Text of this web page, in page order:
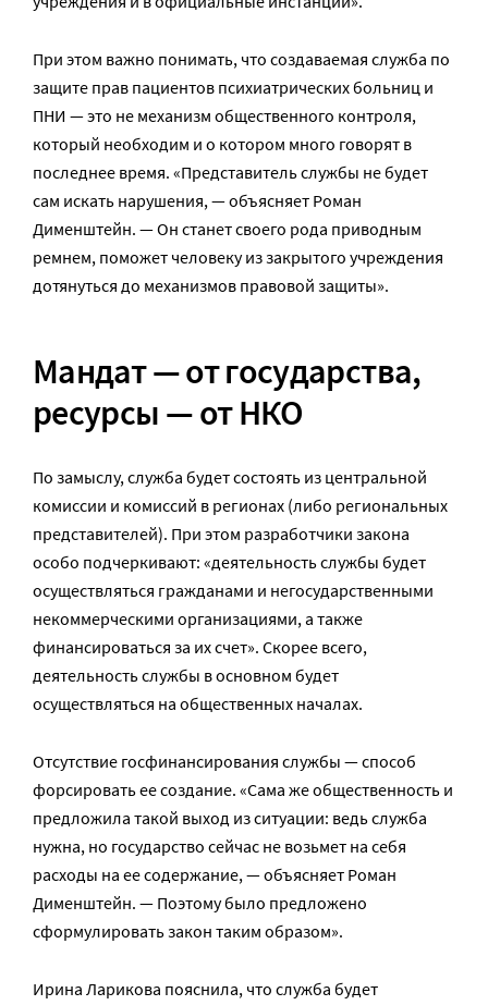
При этом важно понимать, что создаваемая служба по
защите прав пациентов психиатрических больниц и
ПНИ — это не механизм общественного контроля,
который необходим и о котором много говорят в
последнее время. «Представитель службы не будет
сам искать нарушения, — объясняет Роман
Дименштейн. — Он станет своего рода приводным
ремнем, поможет человеку из закрытого учреждения
дотянуться до механизмов правовой защиты».
Мандат — от государства,
ресурсы — от НКО
По замыслу, служба будет состоять из центральной
комиссии и комиссий в регионах (либо региональных
представителей). При этом разработчики закона
особо подчеркивают: «деятельность службы будет
осуществляться гражданами и негосударственными
некоммерческими организациями, а также
финансироваться за их счет». Скорее всего,
деятельность службы в основном будет
осуществляться на общественных началах.
Отсутствие госфинансирования службы — способ
форсировать ее создание. «Сама же общественность и
предложила такой выход из ситуации: ведь служба
нужна, но государство сейчас не возьмет на себя
расходы на ее содержание, — объясняет Роман
Дименштейн. — Поэтому было предложено
сформулировать закон таким образом».
Ирина Ларикова пояснила, что служба будет